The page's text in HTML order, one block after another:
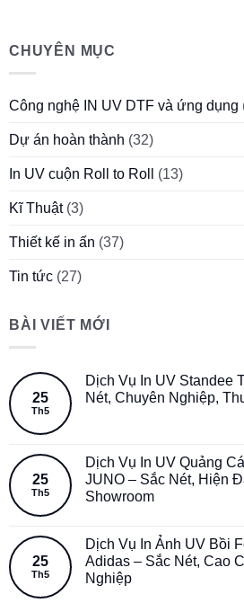
CHUYÊN MỤC
Công nghệ IN UV DTF và ứng dụng
Dự án hoàn thành (32)
In UV cuộn Roll to Roll (13)
Kĩ Thuật(3)
Thiết kế in ấn (37)
Tin tức (27)
BÀI VIẾT MỚI
25
Th5
Dịch Vụ In UV Standee
Nét, Chuyên Nghiệp,
25
Th5
Dịch Vụ In UV Quảng
JUNO – Sắc Nét, Hiện
Showroom
25
Th5
Dịch Vụ In Ảnh UV Bồi
Adidas – Sắc Nét, Cao
Nghiệp